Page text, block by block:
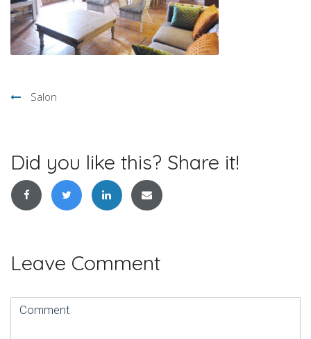
Navigation
l’article
Salon
Did you like this? Share it!
Leave Comment
Comment